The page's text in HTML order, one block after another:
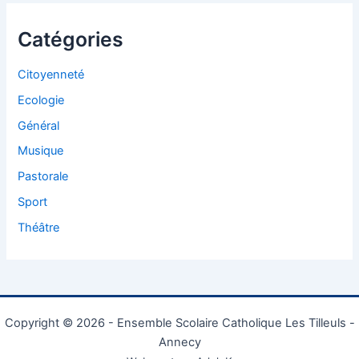
Catégories
Citoyenneté
Ecologie
Général
Musique
Pastorale
Sport
Théâtre
Copyright © 2026 - Ensemble Scolaire Catholique Les Tilleuls -
Annecy